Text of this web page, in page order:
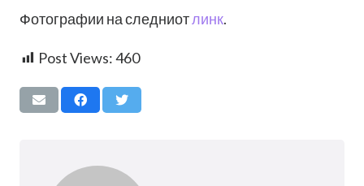
Фотографии на следниотлинк.
Post Views:460